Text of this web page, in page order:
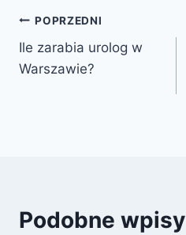
Nawigacja
wpisu
POPRZEDNI
Ile zarabia urolog w
Warszawie?
Podobne wpisy